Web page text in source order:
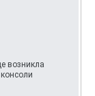
возникла